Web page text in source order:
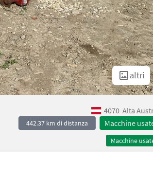
altri
4070 Alta
442.37 km di distanza Macchine
Macchine